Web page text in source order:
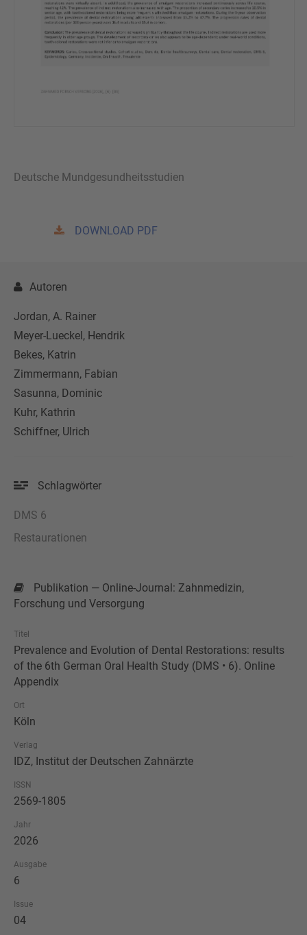
Deutsche Mundgesundheitsstudien
DOWNLOAD PDF
Autoren
Jordan, A. Rainer
Meyer-Lueckel, Hendrik
Bekes, Katrin
Zimmermann, Fabian
Sasunna, Dominic
Kuhr, Kathrin
Schiffner, Ulrich
Schlagwörter
DMS 6
Restaurationen
Publikation — Online-Journal: Zahnmedizin,
Forschung und Versorgung
Titel
Prevalence and Evolution of Dental Restorations: results
of the 6th German Oral Health Study (DMS • 6). Online
Appendix
Ort
Köln
Verlag
IDZ, Institut der Deutschen Zahnärzte
ISSN
2569-1805
Jahr
2026
Ausgabe
6
Issue
04